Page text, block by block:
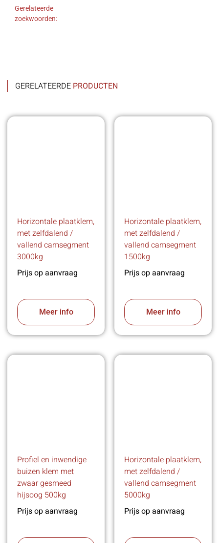
Gerelateerde
zoekwoorden:
GERELATEERDE PRODUCTEN
Horizontale plaatklem,
met zelfdalend /
vallend camsegment
3000kg
Prijs op aanvraag
Meer info
Horizontale plaatklem,
met zelfdalend /
vallend camsegment
1500kg
Prijs op aanvraag
Meer info
Profiel en inwendige
buizen klem met
zwaar gesmeed
hijsoog 500kg
Prijs op aanvraag
Horizontale plaatklem,
met zelfdalend /
vallend camsegment
5000kg
Prijs op aanvraag